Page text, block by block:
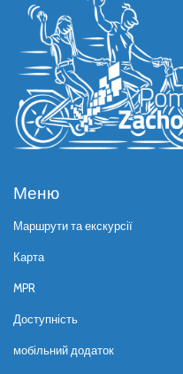
Меню
Маршрути та екскурсії
Карта
MPR
Доступність
мобільний додаток